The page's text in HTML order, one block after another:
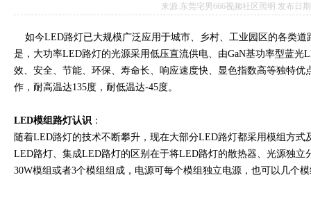
来源:东莞宅男666视频社区照明 发布日期
如今LED路灯已大规模广泛应用于城市、乡村、工业园区的各类
是，大功率LED路灯的光源采用低压直流供电、由GaN基功率型蓝
效、安全、节能、环保、寿命长、响应速度快、显色指数高等独特
作，耐高温达135度，耐低温达-45度。
LED模组 路灯认识 ：
随着LED路灯的技术不断攀升，现在大部分LED路灯都采用模组方
LED路灯、集成LED路灯的区别在于将LED路灯的散热器、光源独立
30W模组或者3个模组组成，电源可每个模组独立电源，也可以几个